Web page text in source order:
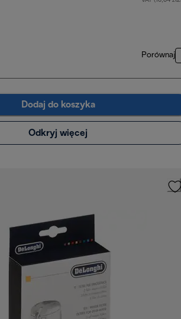
Porównaj
Dodaj do koszyka
Odkryj więcej